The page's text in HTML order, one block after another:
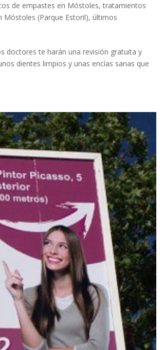
de empastes en Móstoles,tratamientos
(Parque Estoril),últimos
doctores te harán una revisión gratuita y
dientes limpios y unas encías sanas que